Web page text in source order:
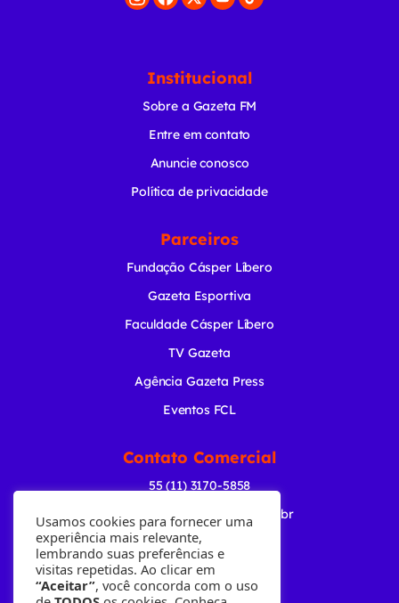
Institucional
Sobre a Gazeta FM
Entre em contato
Anuncie conosco
Política de privacidade
Parceiros
Fundação Cásper Líbero
Gazeta Esportiva
Faculdade Cásper Líbero
TV Gazeta
Agência Gazeta Press
Eventos FCL
Contato Comercial
55 (11) 3170-5858
comercial@radiogazeta.com.br
Baixe nosso APP
Usamos cookies para fornecer uma
experiência mais relevante,
lembrando suas preferências e
visitas repetidas. Ao clicar em
“Aceitar”, você concorda com o uso